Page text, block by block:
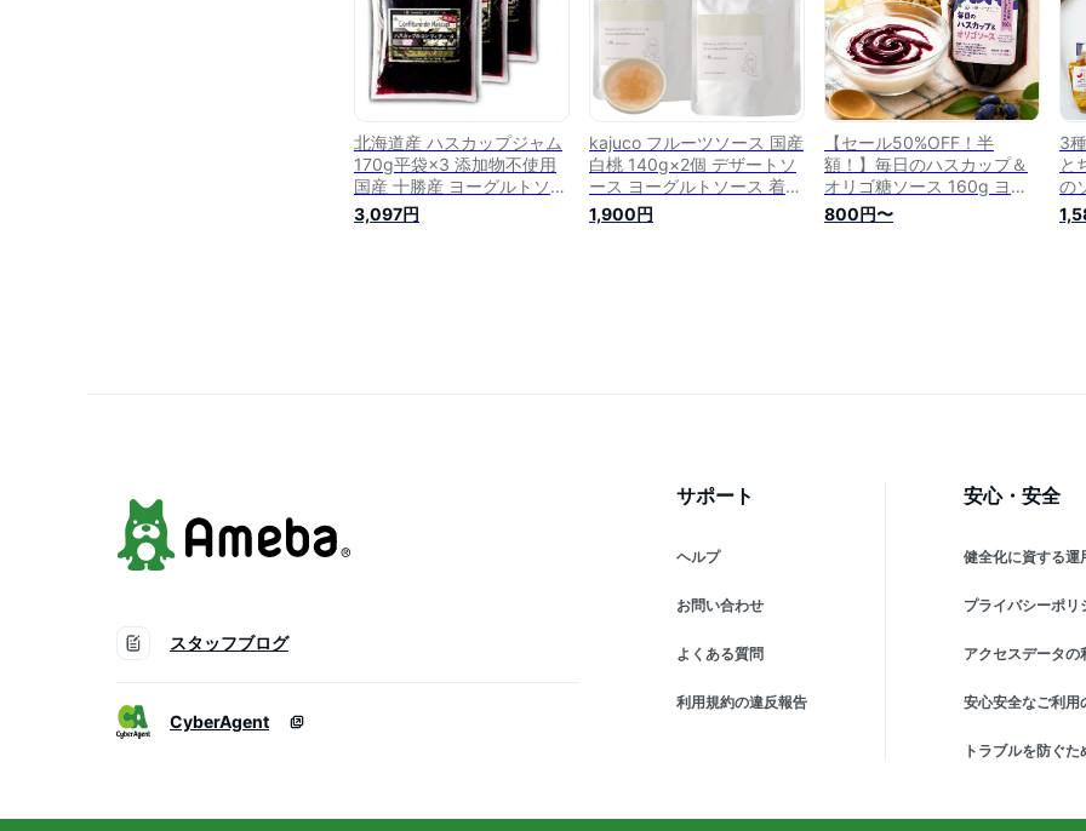
北海道産 ハスカップジャム
170g平袋×3 添加物不使用
国産 十勝産 ヨーグルトソー
ス
3,097円
kajuco フルーツソース 国産
白桃 140g×2個 デザートソ
ース ヨーグルトソース 着色
料不使用 香料不使用 ノンア
ルコール 白砂糖不使用 (白
1,900円
【セール50%OFF！半
額！】毎日のハスカップ＆
オリゴ糖ソース 160g ヨー
グルト フルーツソース ハス
カップソース ハスカップシ
800円〜
3
と
の
ン
点
スタッフブログ
CyberAgent
サポート
ヘルプ
お問い合わせ
よくある質問
利用規約の違反報告
安心・安全
健全化に資する運
プライバシーポリ
アクセスデータの
安心安全なご利用
トラブルを防ぐた